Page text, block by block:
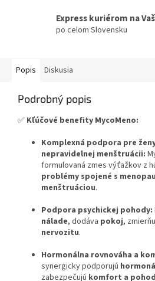
Express kuriérom na
po celom Slovensku
Popis Diskusia
Podrobný popis
✅ Kľúčové benefity MycoMeno:
Komplexná podpora pre
nepravidelnej menštruácii:
formulovaná zmes výťažkov z
problémy spojené s
menštruáciou.
Podpora psychickej pohody:
nálade, dodáva pokoj,
nervozitu.
Hormonálna rovnováha a
synergicky podporujú
zabezpečujú komfort a